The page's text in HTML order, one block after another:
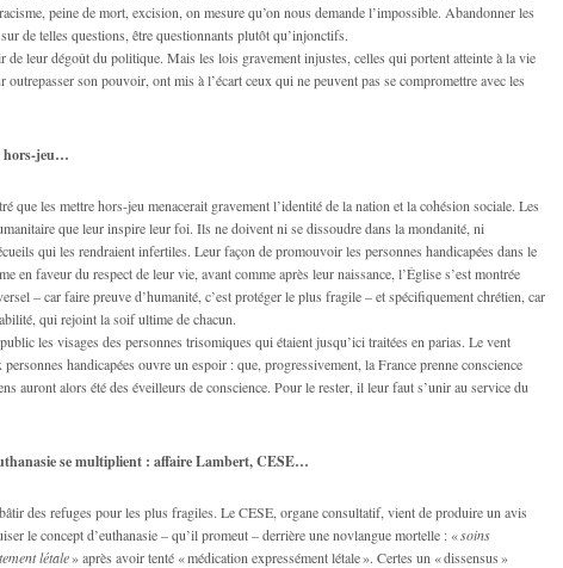
peine de mort, excision, on mesure qu’on nous demande l’impossible. Abandonner les
de telles questions, être questionnants plutôt qu’injonctifs.
de leur dégoût du politique. Mais les lois gravement injustes, celles qui portent atteinte à la vie
son pouvoir, ont mis à l’écart ceux qui ne peuvent pas se compromettre avec les
hors-jeu…
que les mettre hors-jeu menacerait gravement l’identité de la nation et la cohésion sociale. Les
que leur inspire leur foi. Ils ne doivent ni se dissoudre dans la mondanité, ni
qui les rendraient infertiles. Leur façon de promouvoir les personnes handicapées dans le
en faveur du respect de leur vie, avant comme après leur naissance, l’Église s’est montrée
– car faire preuve d’humanité, c’est protéger le plus fragile – et spécifiquement chrétien, car
qui rejoint la soif ultime de chacun.
les visages des personnes trisomiques qui étaient jusqu’ici traitées en parias. Le vent
handicapées ouvre un espoir : que, progressivement, la France prenne conscience
auront alors été des éveilleurs de conscience. Pour le rester, il leur faut s’unir au service du
se multiplient : affaire Lambert, CESE…
des refuges pour les plus fragiles. Le CESE, organe consultatif, vient de produire un avis
le concept d’euthanasie – qu’il promeut – derrière une novlangue mortelle : «soins
létale» après avoir tenté « médication expressément létale ». Certes un « dissensus »